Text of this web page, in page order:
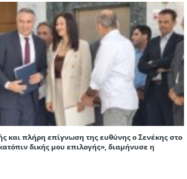
και πλήρη επίγνωση της ευθύνης ο Σενέκης στο
δικής μου επιλογής», διαμήνυσε η